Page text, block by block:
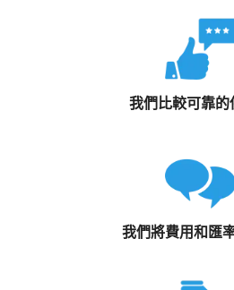
我們比較可靠的
我們將費用和匯